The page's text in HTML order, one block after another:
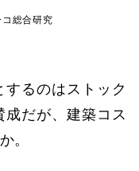
コ総合研究
るのはストック
成だが、建築コス
。